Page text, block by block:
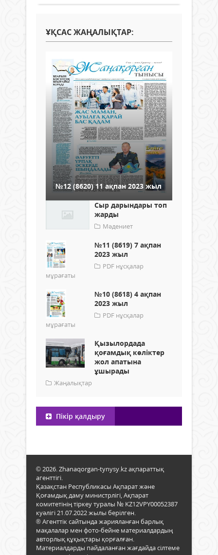
ҰҚСАС ЖАҢАЛЫҚТАР:
№12 (8620) 11 ақпан 2023 жыл
Сыр дарындары топ
жарды
Мәдениет
№11 (8619) 7 ақпан
2023 жыл
PDF нұсқалар
мұрағаты
№10 (8618) 4 ақпан
2023 жыл
PDF нұсқалар
мұрағаты
Қызылордада
қоғамдық көліктер
жол апатына
ұшырады
Жаңалықтар
Пікір қалдыру
© 2026. Zhanaqorgan-tynysy.kz ақпараттық
агенттігі.
Қазақстан Республикасы Ақпарат және
Қоғамдық даму министрлігі, Ақпарат
комитетінің тіркеу туралы № KZ12VPY00052387
куәлігі 21.07.2022 жылы берілген.
® Агенттік сайтында жарияланған барлық
мақалалар мен фото-бейне материалдардың
авторлық құқықтары қорғалған.
Материалдарды пайдаланған жағдайда сілтеме